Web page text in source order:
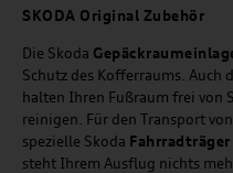
SKODA Original Zubehör
Die Skoda
Schutz des Kofferraums. Auch
halten Ihren Fußraum frei von
reinigen. Für den Transport
spezielle Skoda Fahrradträger
steht Ihrem Ausflug nichts